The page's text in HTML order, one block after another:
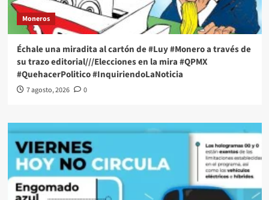
Moneros
Échale una miradita al cartón de #Luy #Monero a través de
su trazo editorial///Elecciones en la mira #QPMX
#QuehacerPolitico #InquiriendoLaNoticia
7 agosto, 2026 0